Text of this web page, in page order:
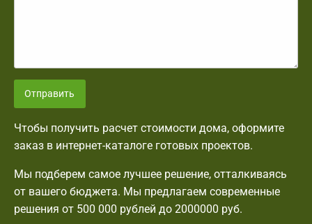
Отправить
Чтобы получить расчет стоимости дома, оформите
заказ в интернет-каталоге готовых проектов.
Мы подберем самое лучшее решение, отталкиваясь
от вашего бюджета. Мы предлагаем современные
решения от 500 000 рублей до 2000000 руб.